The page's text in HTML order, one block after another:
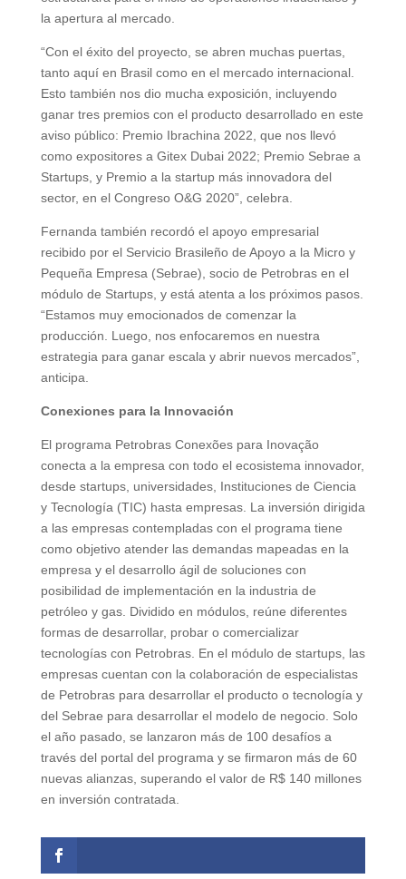
la apertura al mercado.
“Con el éxito del proyecto, se abren muchas puertas,
tanto aquí en Brasil como en el mercado internacional.
Esto también nos dio mucha exposición, incluyendo
ganar tres premios con el producto desarrollado en este
aviso público: Premio Ibrachina 2022, que nos llevó
como expositores a Gitex Dubai 2022; Premio Sebrae a
Startups, y Premio a la startup más innovadora del
sector, en el Congreso O&G 2020”, celebra.
Fernanda también recordó el apoyo empresarial
recibido por el Servicio Brasileño de Apoyo a la Micro y
Pequeña Empresa (Sebrae), socio de Petrobras en el
módulo de Startups, y está atenta a los próximos pasos.
“Estamos muy emocionados de comenzar la
producción. Luego, nos enfocaremos en nuestra
estrategia para ganar escala y abrir nuevos mercados”,
anticipa.
Conexiones para la Innovación
El programa Petrobras Conexões para Inovação
conecta a la empresa con todo el ecosistema innovador,
desde startups, universidades, Instituciones de Ciencia
y Tecnología (TIC) hasta empresas. La inversión dirigida
a las empresas contempladas con el programa tiene
como objetivo atender las demandas mapeadas en la
empresa y el desarrollo ágil de soluciones con
posibilidad de implementación en la industria de
petróleo y gas. Dividido en módulos, reúne diferentes
formas de desarrollar, probar o comercializar
tecnologías con Petrobras. En el módulo de startups, las
empresas cuentan con la colaboración de especialistas
de Petrobras para desarrollar el producto o tecnología y
del Sebrae para desarrollar el modelo de negocio. Solo
el año pasado, se lanzaron más de 100 desafíos a
través del portal del programa y se firmaron más de 60
nuevas alianzas, superando el valor de R$ 140 millones
en inversión contratada.